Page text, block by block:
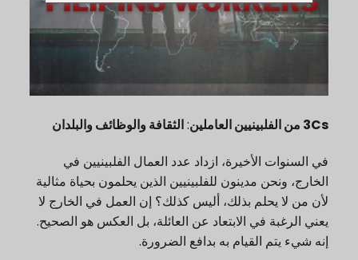
3Cs من الفلبينيين العاملين :الثقافة والوظائف والبلدان
في السنوات الأخيرة، ازداد عدد العمال الفلبينيين في
الخارج، ونحن مدينون للفلبينيين الذين يحلمون بحياة مثالية
لأن من لا يحلم بذلك، أليس كذلك؟ إن العمل في الخارج لا
يعني الرغبة في الابتعاد عن العائلة، بل العكس هو الصحيح.
إنه شيء يتم القيام به بدافع الضرورة.